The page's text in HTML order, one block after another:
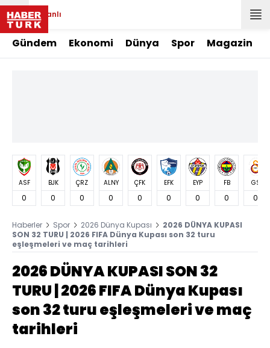
Canlı
Gündem Ekonomi Dünya Spor Magazin
ASF
0
BJK
0
ÇRZ
0
ALNY
0
ÇFK
0
EFK
0
EYP
0
FB
0
GS
0
Haberler Spor 2026 Dünya Kupası
2026 DÜNYA KUPASI
SON 32 TURU | 2026 FIFA Dünya Kupası son 32 turu
eşleşmeleri ve maç tarihleri
2026 DÜNYA KUPASI SON 32
TURU | 2026 FIFA Dünya Kupası
son 32 turu eşleşmeleri ve maç
tarihleri